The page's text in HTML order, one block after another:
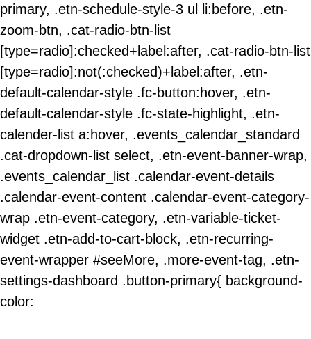
primary, .etn-schedule-style-3 ul li:before, .etn-
zoom-btn, .cat-radio-btn-list
[type=radio]:checked+label:after, .cat-radio-btn-list
[type=radio]:not(:checked)+label:after, .etn-
default-calendar-style .fc-button:hover, .etn-
default-calendar-style .fc-state-highlight, .etn-
calender-list a:hover, .events_calendar_standard
.cat-dropdown-list select, .etn-event-banner-wrap,
.events_calendar_list .calendar-event-details
.calendar-event-content .calendar-event-category-
wrap .etn-event-category, .etn-variable-ticket-
widget .etn-add-to-cart-block, .etn-recurring-
event-wrapper #seeMore, .more-event-tag, .etn-
settings-dashboard .button-primary{ background-
color: